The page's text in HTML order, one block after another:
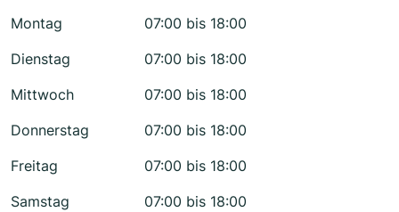
Montag
07:00 bis 18:00
Dienstag
07:00 bis 18:00
Mittwoch
07:00 bis 18:00
Donnerstag
07:00 bis 18:00
Freitag
07:00 bis 18:00
Samstag
07:00 bis 18:00